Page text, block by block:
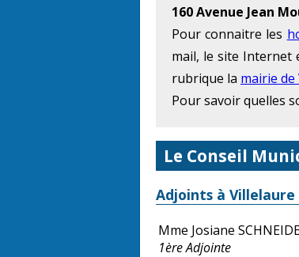
160 Avenue Jean
Pour connaitre les
mail, le site Internet
rubrique la mairie
Pour savoir quelles
Le Conseil
Adjoints à Villelaure
Mme Josiane
1ère Adjointe